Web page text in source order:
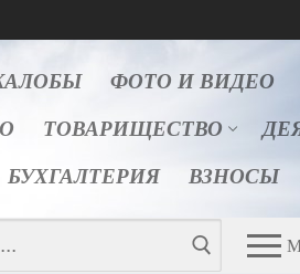
ФОТО И ВИДЕО
ТОВАРИЩЕСТВО
БУХГАЛТЕРИЯ ВЗНОСЫ